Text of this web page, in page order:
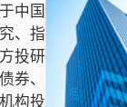
中国
、指
投研
券、
构投